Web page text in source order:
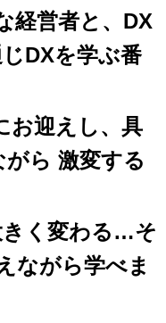
経営者と、DX
DXを学ぶ番
お迎えし、具
ら 激変する
きく変わる…そ
ながら学べま